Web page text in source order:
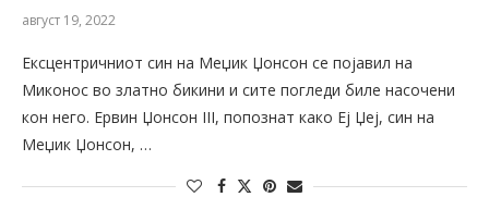
август 19, 2022
Ексцентричниот син на Меџик Џонсон се појавил на
Миконос во златно бикини и сите погледи биле насочени
кон него. Ервин Џонсон III, попознат како Еј Џеј, син на
Меџик Џонсон, …